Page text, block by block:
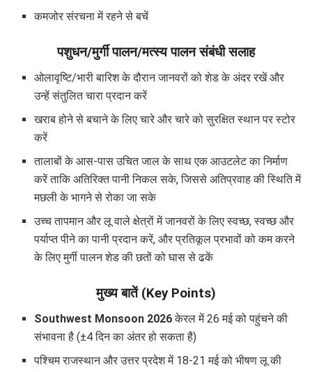
कमजोर संरचना में रहने से बचें
पशुधन/मुर्गी पालन/मत्स्य पालन संबंधी सलाह
ओलावृष्टि/भारी बारिश के दौरान जानवरों को शेड के अंदर रखें और
उन्हें संतुलित चारा प्रदान करें
खराब होने से बचाने के लिए चारे और चारे को सुरक्षित स्थान पर स्टोर
करें
तालाबों के आस-पास उचित जाल के साथ एक आउटलेट का निर्माण
करें ताकि अतिरिक्त पानी निकल सके, जिससे अतिप्रवाह की स्थिति में
मछली के भागने से रोका जा सके
उच्च तापमान और लू वाले क्षेत्रों में जानवरों के लिए स्वच्छ, स्वच्छ और
पर्याप्त पीने का पानी प्रदान करें, और प्रतिकूल प्रभावों को कम करने
के लिए मुर्गी पालन शेड की छतों को घास से ढकें
मुख्य बातें (Key Points)
Southwest Monsoon 2026केरल में 26 मई को पहुंचने की
संभावना है (±4 दिन का अंतर हो सकता है)
पश्चिम राजस्थान और उत्तर प्रदेश में 18-21 मई को भीषण लू की